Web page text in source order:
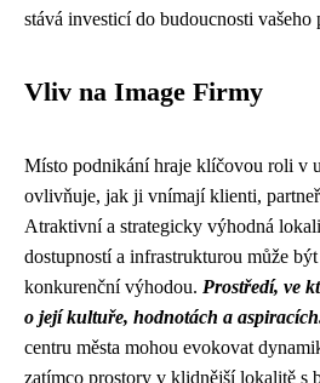
stává investicí do budoucnosti vašeho
Vliv na Image Firmy
Místo podnikání hraje klíčovou roli v
ovlivňuje, jak ji vnímají klienti,
Atraktivní a strategicky výhodná
dostupností a infrastrukturou může
konkurenční výhodou. Prostředí, ve
o její kultuře, hodnotách a
centru města mohou evokovat
zatímco prostory v klidnější lokalitě s